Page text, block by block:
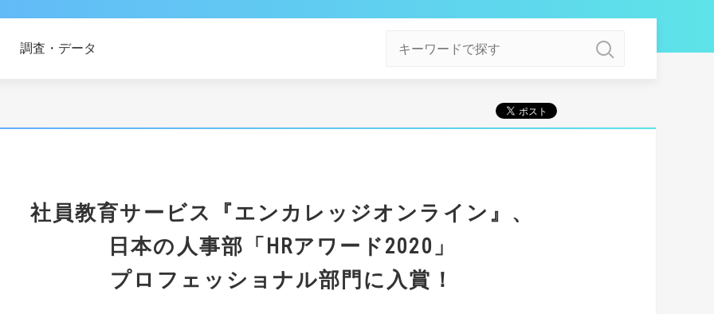
調査・データ
社員教育サービス『エンカレッジオンライン』、
日本の人事部「HRアワード2020」
プロフェッショナル部門に入賞！